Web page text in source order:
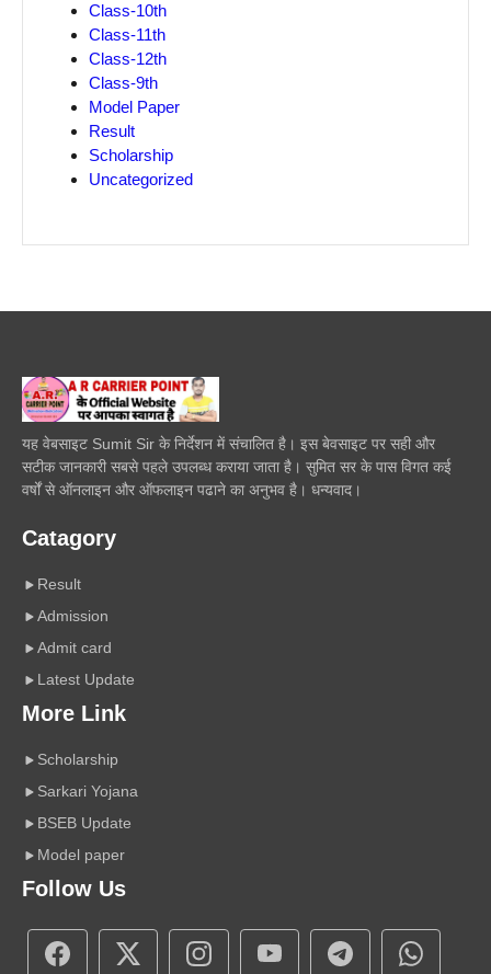
Class-10th
Class-11th
Class-12th
Class-9th
Model Paper
Result
Scholarship
Uncategorized
यह वेबसाइट Sumit Sir के निर्देशन में संचालित है। इस बेवसाइट पर सही और
सटीक जानकारी सबसे पहले उपलब्ध कराया जाता है। सुमित सर के पास विगत कई
वर्षों से ऑनलाइन और ऑफलाइन पढाने का अनुभव है। धन्यवाद।
Catagory
Result
Admission
Admit card
Latest Update
More Link
Scholarship
Sarkari Yojana
BSEB Update
Model paper
Follow Us